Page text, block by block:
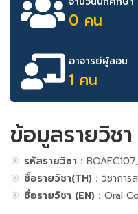
0 คน
อาจารย์ผู้สอน
1 คน
ข้อมูลรายวิชา
รหัสรายวิชา :
ชื่อรายวิชา(TH) : วิชากา
ชื่อรายวิชา (EN) : Oral